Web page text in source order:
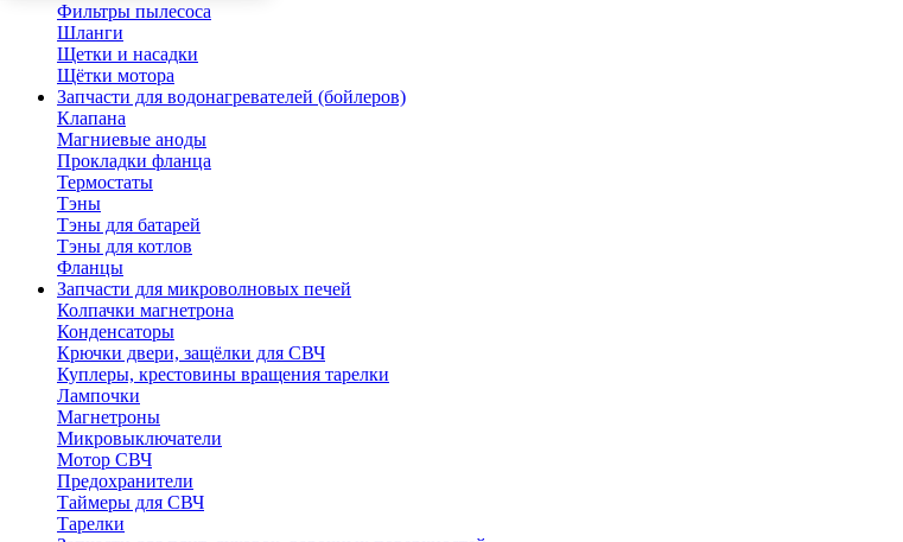
Фильтры пылесоса
Шланги
Щетки и насадки
Щётки мотора
Запчасти для водонагревателей (бойлеров)
Клапана
Магниевые аноды
Прокладки фланца
Термостаты
Тэны
Тэны для батарей
Тэны для котлов
Фланцы
Запчасти для микроволновых печей
Колпачки магнетрона
Конденсаторы
Крючки двери, защёлки для СВЧ
Куплеры, крестовины вращения тарелки
Лампочки
Магнетроны
Микровыключатели
Мотор СВЧ
Предохранители
Таймеры для СВЧ
Тарелки